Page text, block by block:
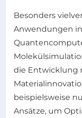
Besonders
Anwendungen
die Entwicklung
beispielsweise
Ansätze, um